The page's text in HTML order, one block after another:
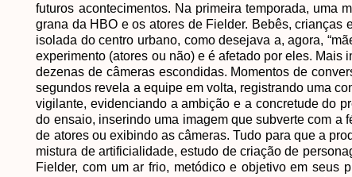
futuros acontecimentos. Na primeira temporada, uma
grana da HBO e os atores de Fielder. Bebês, crianças
isolada do centro urbano, como desejava a, agora,
experimento (atores ou não) e é afetado por eles.
dezenas de câmeras escondidas. Momentos de
segundos revela a equipe em volta, registrando uma
vigilante, evidenciando a ambição e a concretude do
do ensaio, inserindo uma imagem que subverte com a
de atores ou exibindo as câmeras. Tudo para que a
mistura de artificialidade, estudo de criação de
Fielder, com um ar frio, metódico e objetivo em seus